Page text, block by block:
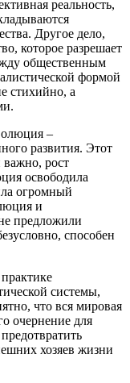
реальность,
Другое дело,
которое разрешает
общественным
формой
стихийно, а
–
развития. Этот
важно, рост
освободила
огромный
и
предложили
способен
системы,
что вся мировая
очернение для
хозяев жизни